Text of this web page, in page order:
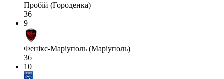
Пробій (Городенка)
36
9
Фенікс-Маріуполь (Маріуполь)
36
10